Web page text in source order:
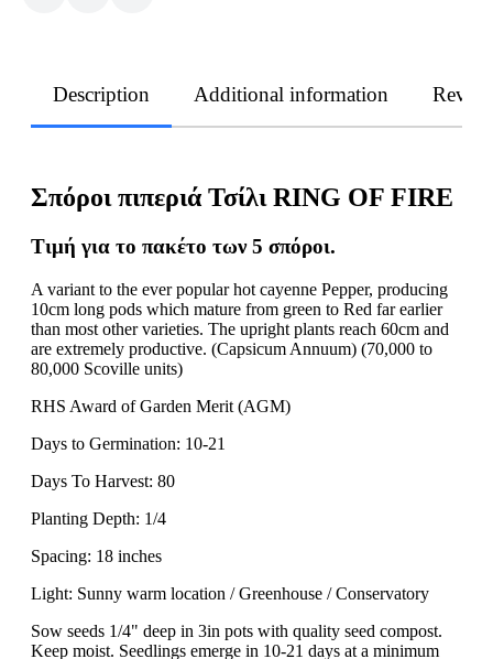
Description Additional information
Σπόροι πιπεριά Τσίλι RING OF FIRE
Τιμή για το πακέτο των5 σπόροι.
A variant to the ever popular hot cayenne Pepper, producing
10cm long pods which mature from green to Red far earlier
than most other varieties. The upright plants reach 60cm and
are extremely productive. (Capsicum Annuum) (70,000 to
80,000 Scoville units)
RHS Award of Garden Merit (AGM)
Days to Germination: 10-21
Days To Harvest: 80
Planting Depth: 1/4
Spacing: 18 inches
Light: Sunny warm location / Greenhouse / Conservatory
Sow seeds 1/4" deep in 3in pots with quality seed compost.
Keep moist. Seedlings emerge in 10-21 days at a minimum